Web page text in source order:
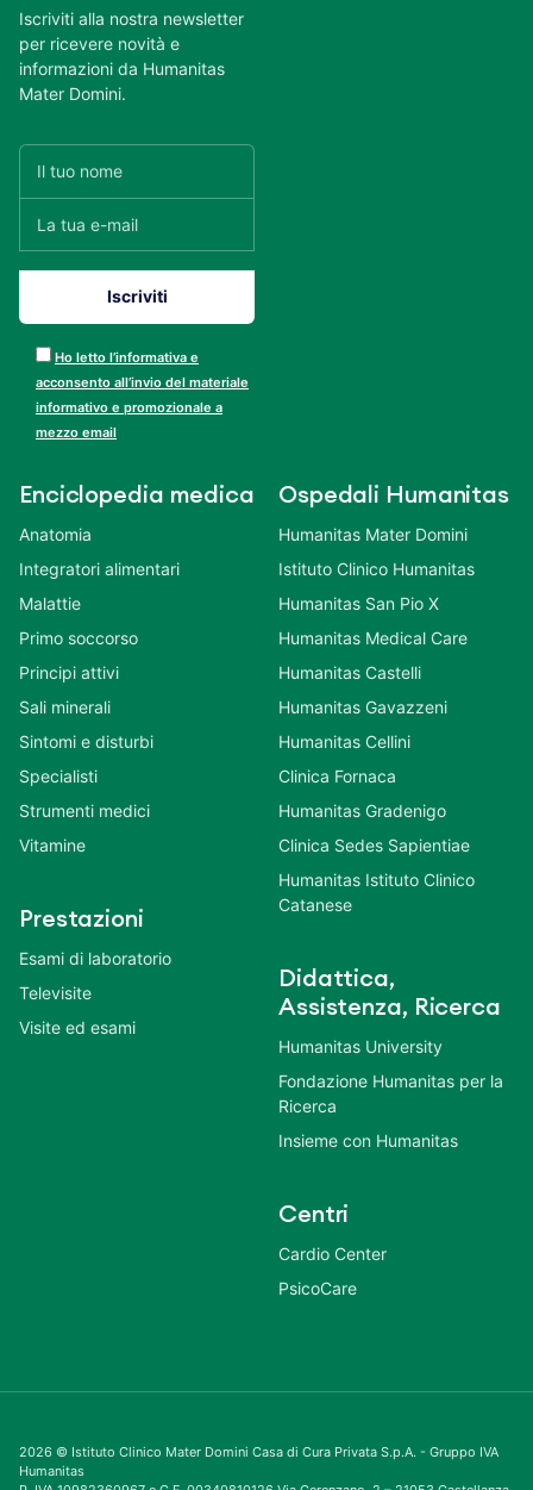
Iscriviti alla nostra newsletter
per ricevere novità e
informazioni da Humanitas
Mater Domini.
Ho letto l’informativa e
acconsento all’invio del materiale
informativo e promozionale a
mezzo email
Enciclopedia medica
Anatomia
Integratori alimentari
Malattie
Primo soccorso
Principi attivi
Sali minerali
Sintomi e disturbi
Specialisti
Strumenti medici
Vitamine
Prestazioni
Esami di laboratorio
Televisite
Visite ed esami
Ospedali Humanitas
Humanitas Mater Domini
Istituto Clinico Humanitas
Humanitas San Pio X
Humanitas Medical Care
Humanitas Castelli
Humanitas Gavazzeni
Humanitas Cellini
Clinica Fornaca
Humanitas Gradenigo
Clinica Sedes Sapientiae
Humanitas Istituto Clinico
Catanese
Didattica,
Assistenza, Ricerca
Humanitas University
Fondazione Humanitas per la
Ricerca
Insieme con Humanitas
Centri
Cardio Center
PsicoCare
2026 © Istituto Clinico Mater Domini Casa di Cura Privata S.p.A. - Gruppo IVA
Humanitas